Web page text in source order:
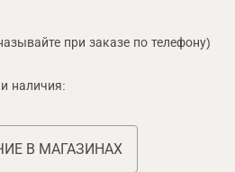
при заказе по телефону)
наличия:
В МАГАЗИНАХ